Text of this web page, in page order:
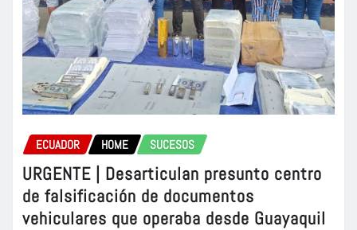
ECUADOR HOME SUCESOS
URGENTE | Desarticulan presunto centro
de falsificación de documentos
vehiculares que operaba desde Guayaquil